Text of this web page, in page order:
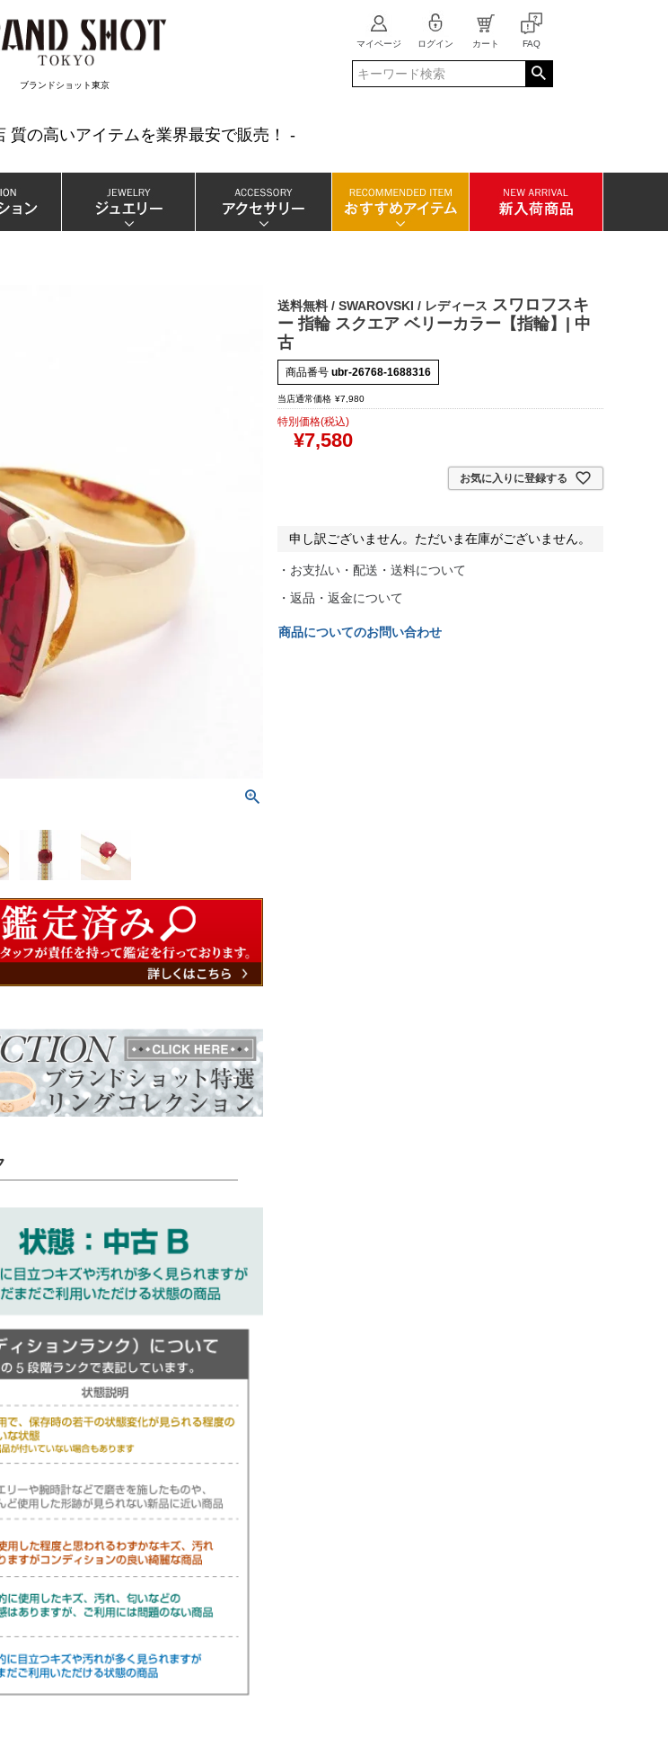
ブランドショット東京
質の高いアイテムを業界最安で販売！ -
マイページ ログイン カート FAQ
送料無料 / SWAROVSKI / レディース スワロフスキ
ー 指輪 スクエア ベリーカラー【指輪】| 中
古
商品番号 ubr-26768-1688316
当店通常価格 ¥7,980
特別価格(税込)
¥7,580
お気に入りに登録する
申し訳ございません。ただいま在庫がございません。
・お支払い・配送・送料について
・返品・返金について
商品についてのお問い合わせ